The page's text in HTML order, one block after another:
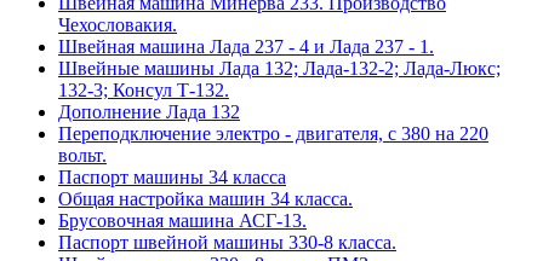
Чехословакия.
Швейная машина Лада 237 - 4 и Лада 237 - 1.
Швейные машины Лада 132; Лада-132-2; Лада-Люкс;
132-3; Консул Т-132.
Дополнение Лада 132
Переподключение электро - двигателя, с 380 на 220
вольт.
Паспорт машины 34 класса
Общая настройка машин 34 класса.
Брусовочная машина АСГ-13.
Паспорт швейной машины 330-8 класса.